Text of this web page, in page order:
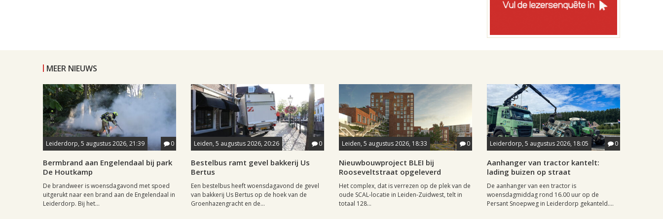
MEER NIEUWS
Leiderdorp, 5 augustus 2026, 21:39 0
Bermbrand aan Engelendaal bij park
De Houtkamp
De brandweer is woensdagavond met spoed
uitgerukt naar een brand aan de Engelendaal in
Leiderdorp. Bij het...
Leiden, 5 augustus 2026, 20:26 0
Bestelbus ramt gevel bakkerij Us
Bertus
Een bestelbus heeft woensdagavond de gevel
van bakkerij Us Bertus op de hoek van de
Groenhazengracht en de...
Leiden, 5 augustus 2026, 18:33 0
Nieuwbouwproject BLEI bij
Rooseveltstraat opgeleverd
Het complex, dat is verrezen op de plek van de
oude SCAL-locatie in Leiden-Zuidwest, telt in
totaal 128...
Leiderdorp, 5 augustus 2026, 18:05 0
Aanhanger van tractor kantelt:
lading buizen op straat
De aanhanger van een tractor is
woensdagmiddag rond 16.00 uur op de
Persant Snoepweg in Leiderdorp gekanteld....